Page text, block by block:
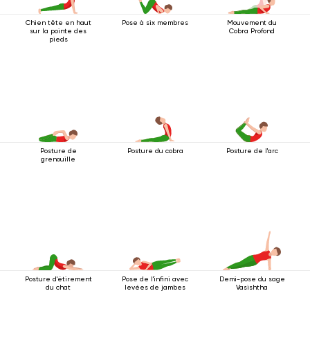
Chien tête en haut
sur la pointe des
pieds
Pose à six membres
Mouvement du
Cobra Profond
Posture de
grenouille
Posture du cobra Posture de l'arc
Posture d'étirement
du chat
Pose de l'infini avec
levées de jambes
Demi-pose du sage
Vasishtha